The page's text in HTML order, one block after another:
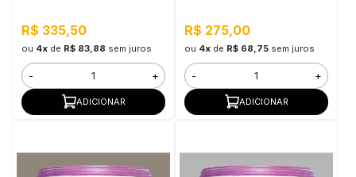
R$ 335,50
ou 4xde R$ 83,88 sem juros
- +
ADICIONAR
R$ 275,00
ou 4xde R$ 68,75 sem juros
- +
ADICIONAR